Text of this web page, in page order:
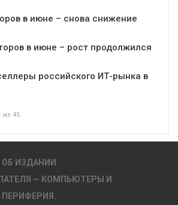
в июне – снова снижение
в июне – рост продолжился
российского ИТ-рынка в
из 45
ОБ ИЗДАНИИ
— КОМПЬЮТЕРЫ И
ПЕРИФЕРИЯ.